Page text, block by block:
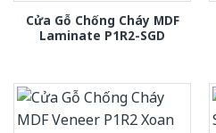
Cửa Gỗ Chống Cháy MDF
Laminate P1R2-SGD